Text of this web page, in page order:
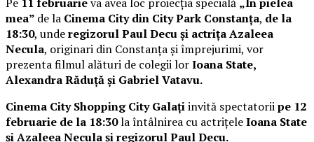
mea” de la Cinema City din City Park Constanța, de la
18:30, underegizorul Paul Decu și actrița Azaleea
Necula, originari din Constanța și împrejurimi, vor
prezenta filmul alături de colegii lorIoana State,
Alexandra Răduță și Gabriel Vatavu.
Cinema City Shopping City Galațiinvită spectatoriipe 12
februarie de la 18:30la întâlnirea cu actrițeleIoana State
și Azaleea Necula și regizorul Paul Decu.